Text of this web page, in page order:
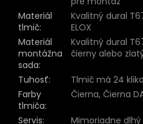
Materiál
tlmič:
Kvalitný dural
ELOX
Materiál
montážna
sada:
Kvalitný dural
čierny alebo
Tuhosť:
Tlmič má 24
Farby
tlmiča:
Čierna, Čierna
Servis:
Mimoriadne